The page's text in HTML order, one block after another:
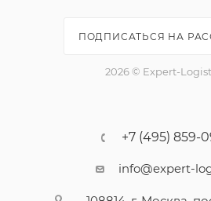
ПОДПИСАТЬСЯ НА
2026 © Expert-
+7 (495) 859-
info@expert-